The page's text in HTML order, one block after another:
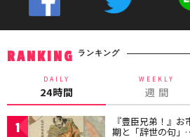
RANKING ランキング
DAILY
24時間
WEEKLY
週 間
1 『豊臣兄弟！』
期と「辞世の句